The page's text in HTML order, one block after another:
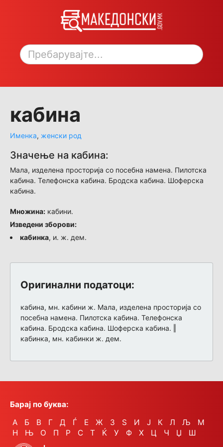
Toggle sidebar
кабина
Именка, женски род
Значење на кабина:
Мала, изделена просторија со посебна намена. Пилотска
кабина. Телефонска кабина. Бродска кабина. Шоферска
кабина.
Множина: кабини.
Изведени зборови:
кабинка, и. ж. дем.
Оригинални податоци:
кабина, мн. кабини ж. Мала, изделена просторија со
посебна намена. Пилотска кабина. Телефонска
кабина. Бродска кабина. Шоферска кабина. ‖
кабинка, мн. кабинки ж. дем.
Барај по буква:
А
Б В Г Д Ѓ Е Ж З Ѕ И Ј К Л Љ
М
Н
Њ О П Р С Т Ќ У Ф Х Ц Ч Џ Ш